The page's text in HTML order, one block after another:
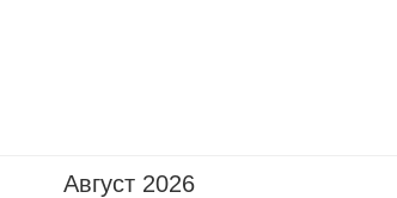
Август 2026